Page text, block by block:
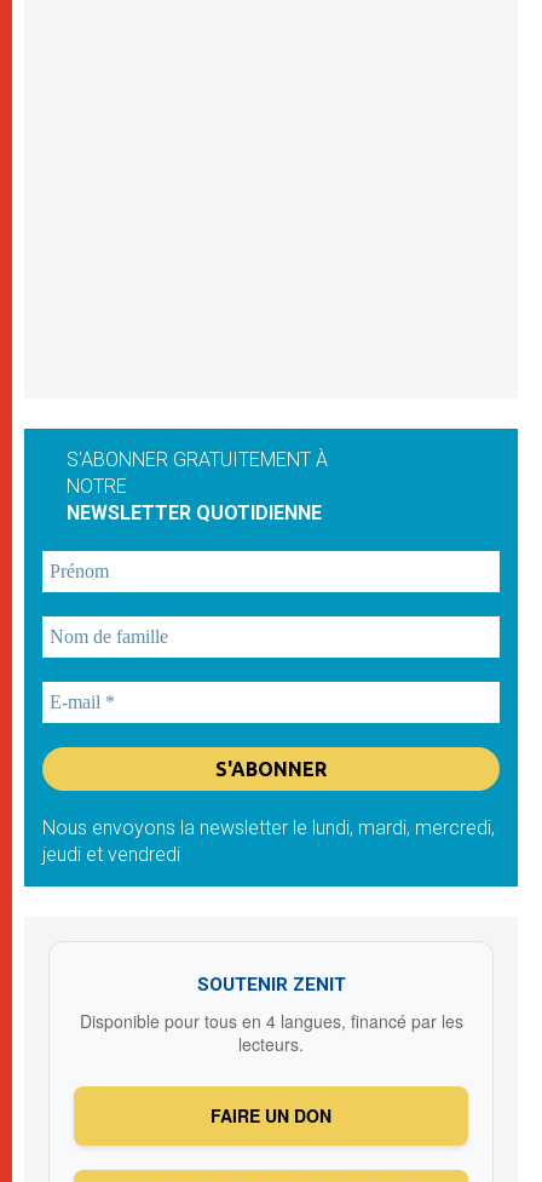
S'ABONNER GRATUITEMENT À
NOTRE
NEWSLETTER QUOTIDIENNE
Nous envoyons la newsletter le lundi, mardi, mercredi,
jeudi et vendredi
SOUTENIR ZENIT
Disponible pour tous en 4 langues, financé par les
lecteurs.
FAIRE UN DON